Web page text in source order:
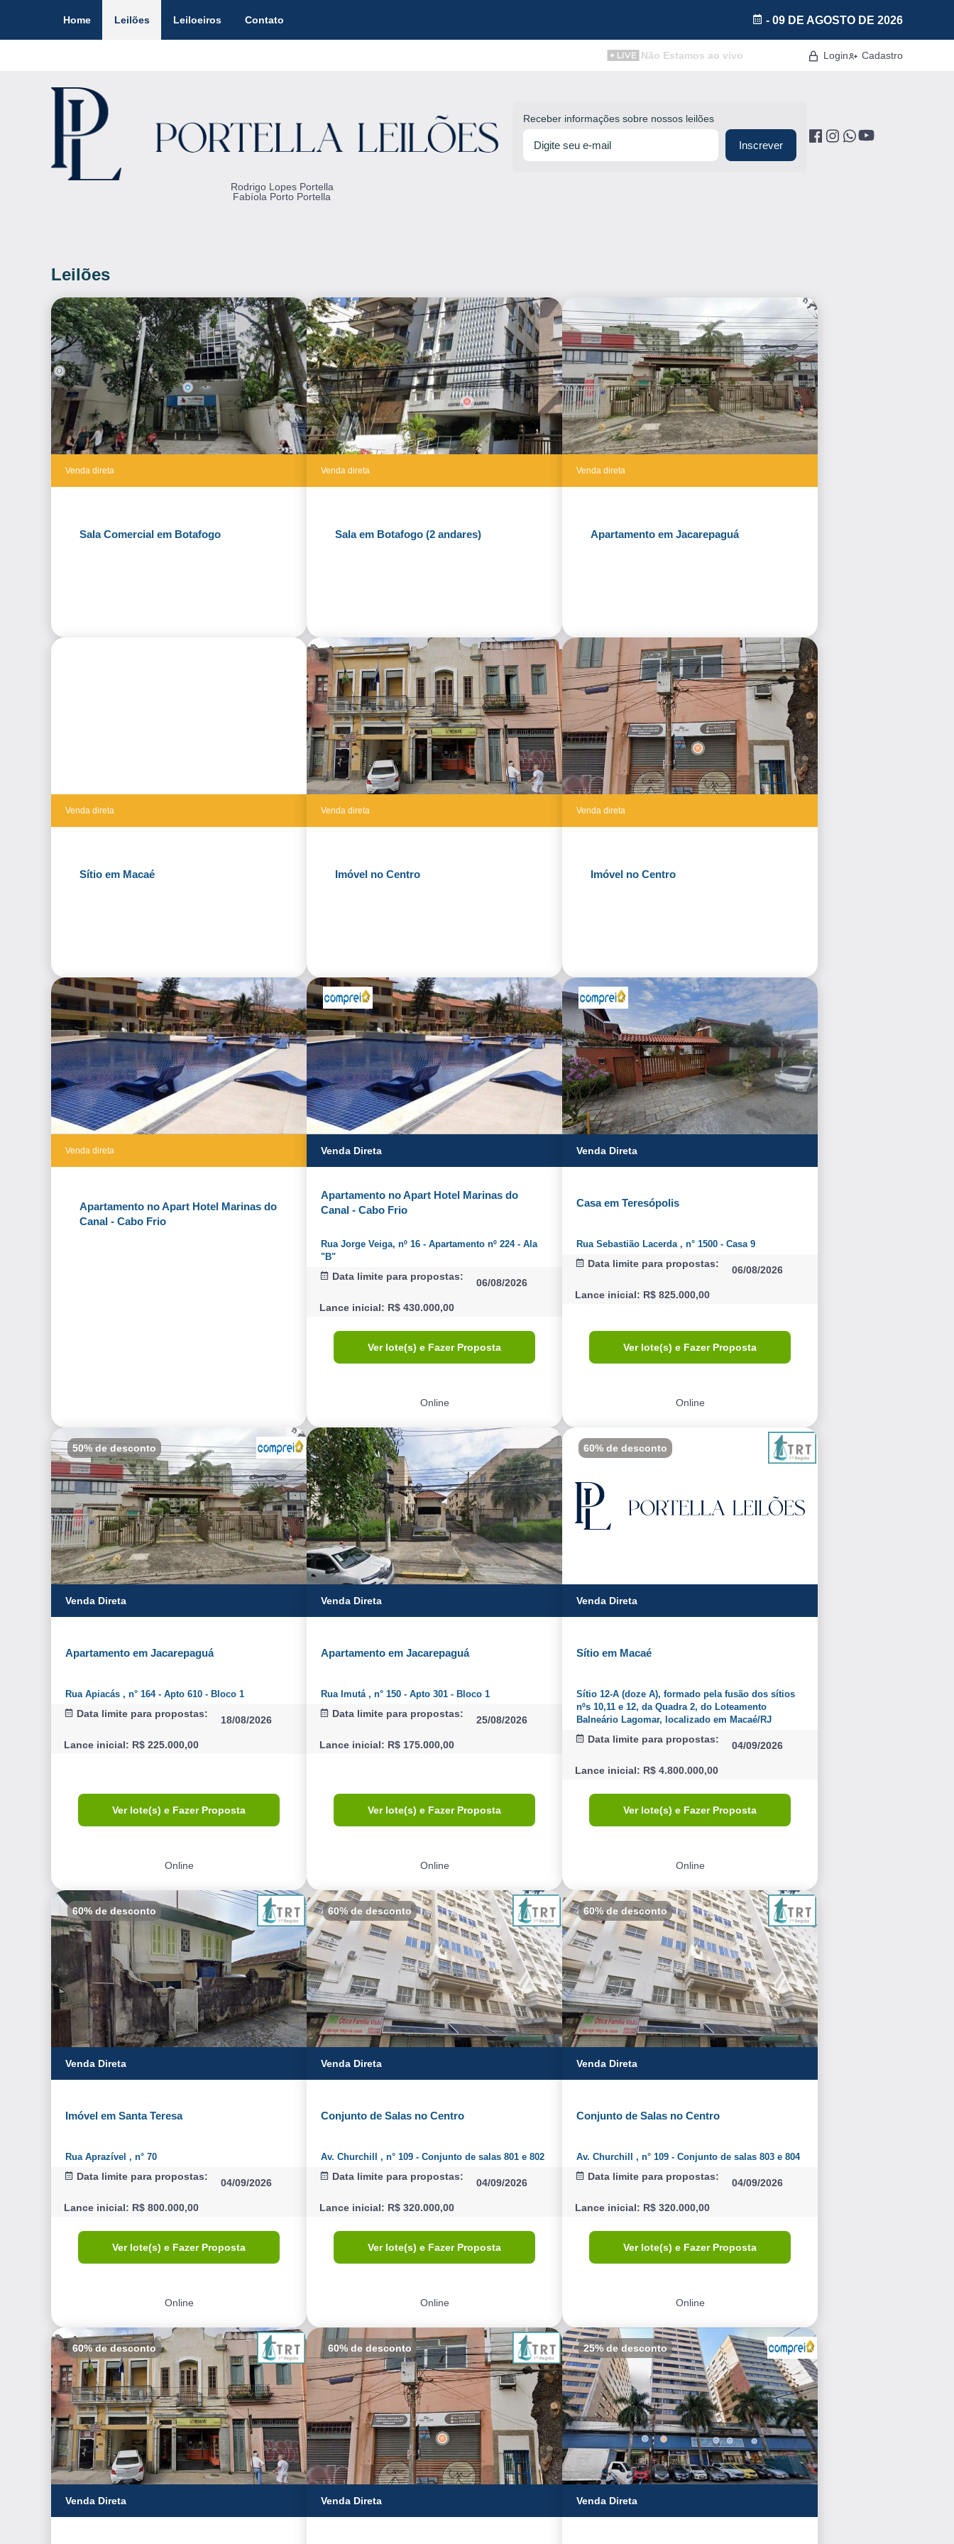
Home Leilões Leiloeiros Contato - 09 DE AGOSTO DE 2026
Não Estamos ao vivo Cadastro
Login
Rodrigo Lopes Portella
Fabíola Porto Portella
Receber informações sobre nossos leilões
Inscrever
Acessórios para Veículos
Máquinas
Leilões
Venda direta
Sala Comercial em Botafogo
Venda direta
Sala em Botafogo (2 andares)
Venda direta
Apartamento em Jacarepaguá
Venda direta
Sítio em Macaé
Venda direta
Imóvel no Centro
Venda direta
Imóvel no Centro
Venda direta
Apartamento no Apart Hotel Marinas do
Canal - Cabo Frio
Venda Direta
Apartamento no Apart Hotel Marinas do
Canal - Cabo Frio
Rua Jorge Veiga, nº 16 - Apartamento nº 224 - Ala
"B"
Data limite para propostas:
06/08/2026
Lance inicial: R$ 430.000,00
Ver lote(s) e Fazer Proposta
Online
Venda Direta
Casa em Teresópolis
Rua Sebastião Lacerda , n° 1500 - Casa 9
Data limite para propostas:
06/08/2026
Lance inicial: R$ 825.000,00
Ver lote(s) e Fazer Proposta
Online
50% de desconto
Venda Direta
Apartamento em Jacarepaguá
Rua Apiacás , n° 164 - Apto 610 - Bloco 1
Data limite para propostas:
18/08/2026
Lance inicial: R$ 225.000,00
Ver lote(s) e Fazer Proposta
Online
Venda Direta
Apartamento em Jacarepaguá
Rua Imutá , n° 150 - Apto 301 - Bloco 1
Data limite para propostas:
25/08/2026
Lance inicial: R$ 175.000,00
Ver lote(s) e Fazer Proposta
Online
60% de desconto
Venda Direta
Sítio em Macaé
Sítio 12-A (doze A), formado pela fusão dos sítios
nºs 10,11 e 12, da Quadra 2, do Loteamento
Balneário Lagomar, localizado em Macaé/RJ
Data limite para propostas:
04/09/2026
Lance inicial: R$ 4.800.000,00
Ver lote(s) e Fazer Proposta
Online
60% de desconto
Venda Direta
Imóvel em Santa Teresa
Rua Aprazível , n° 70
Data limite para propostas:
04/09/2026
Lance inicial: R$ 800.000,00
Ver lote(s) e Fazer Proposta
Online
60% de desconto
Venda Direta
Conjunto de Salas no Centro
Av. Churchill , n° 109 - Conjunto de salas 801 e 802
Data limite para propostas:
04/09/2026
Lance inicial: R$ 320.000,00
Ver lote(s) e Fazer Proposta
Online
60% de desconto
Venda Direta
Conjunto de Salas no Centro
Av. Churchill , n° 109 - Conjunto de salas 803 e 804
Data limite para propostas:
04/09/2026
Lance inicial: R$ 320.000,00
Ver lote(s) e Fazer Proposta
Online
60% de desconto
Venda Direta
60% de desconto
Venda Direta
25% de desconto
Venda Direta